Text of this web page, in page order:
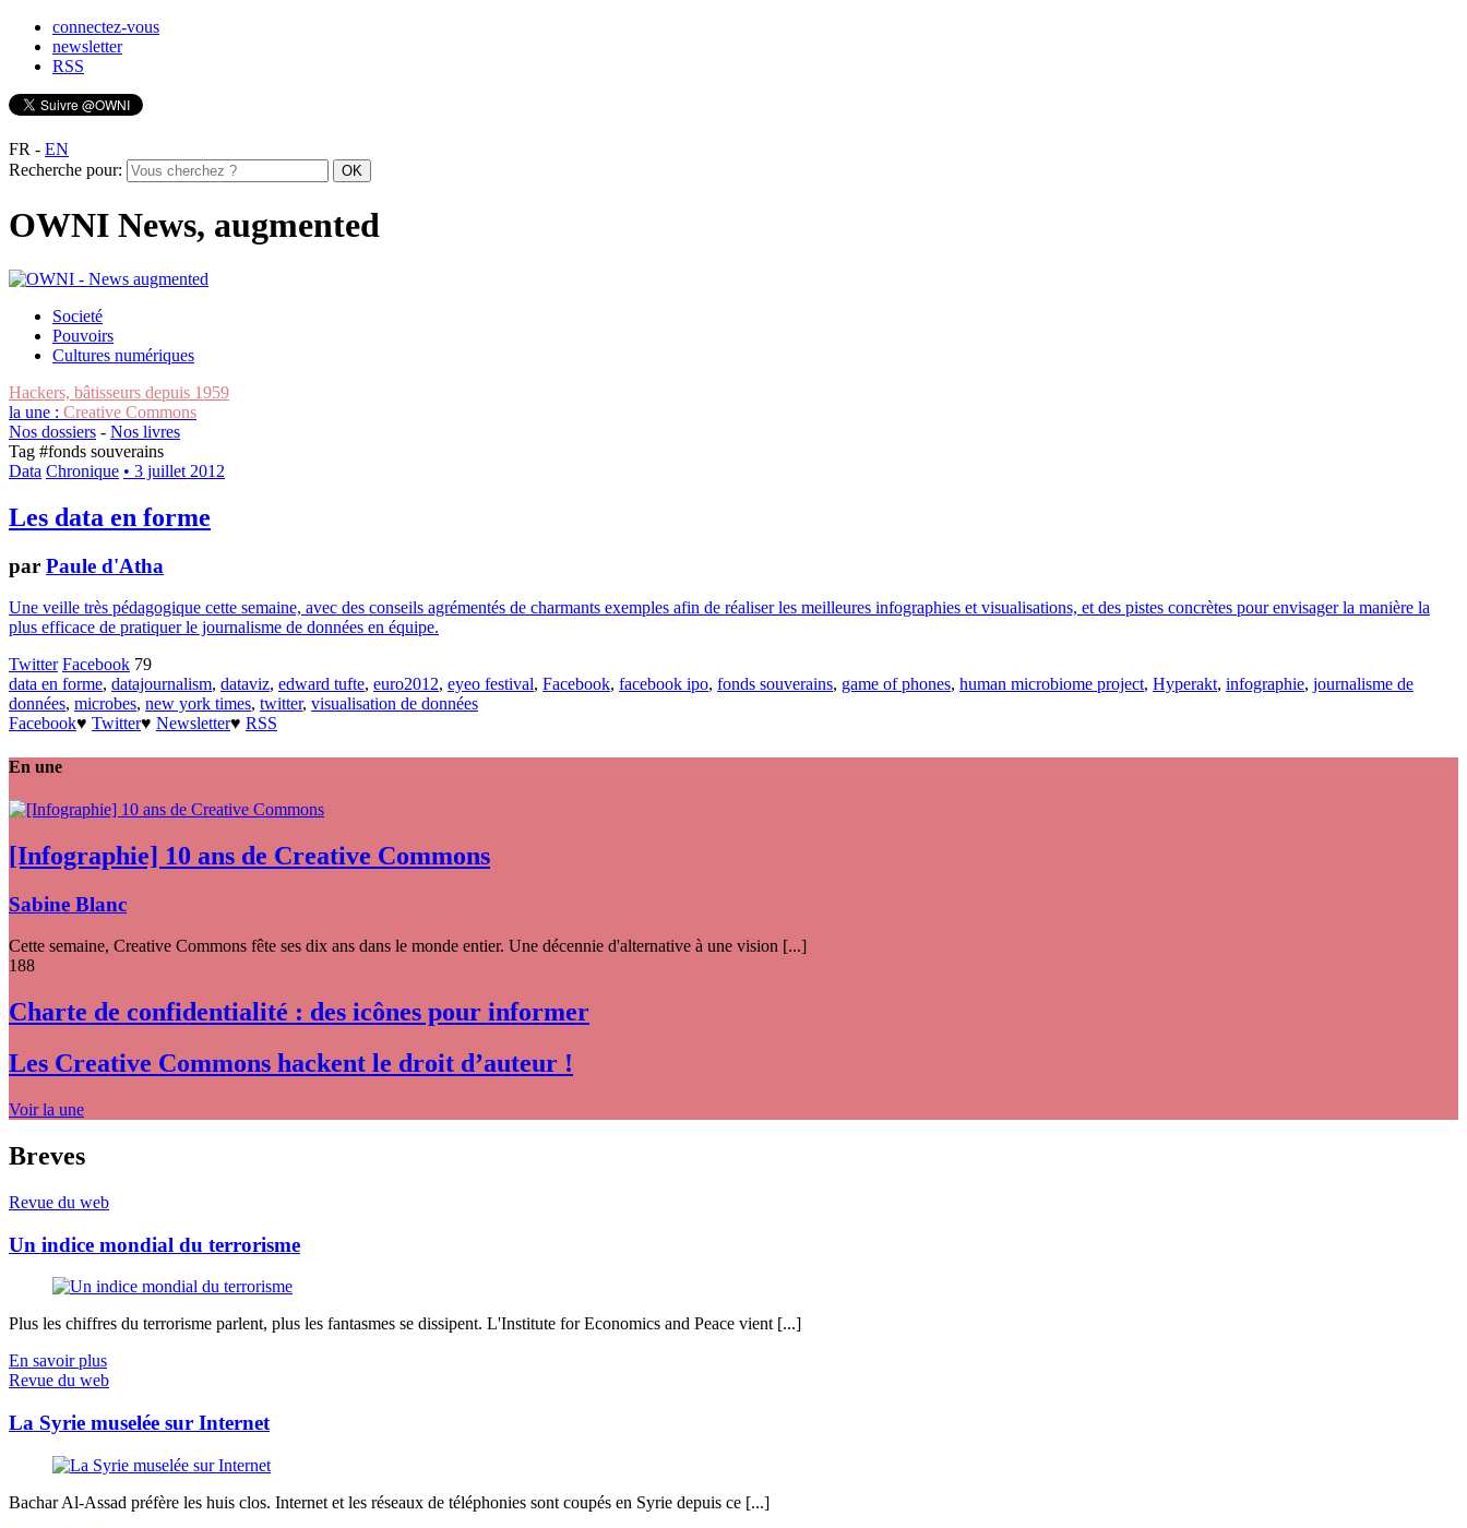
connectez-vous
newsletter
RSS
FR - EN
Recherche pour:
OWNI News, augmented
Societé
Pouvoirs
Cultures numériques
Hackers, bâtisseurs depuis 1959
la une : Creative Commons
Nos dossiers - Nos livres
Tag #fonds souverains
Data Chronique • 3 juillet 2012
Les data en forme
par Paule d'Atha
Une veille très pédagogique cette semaine, avec des conseils agrémentés de charmants exemples afin de réaliser les meilleures infographies et visualisations, et des pistes concrètes pour envisager la manière la
plus efficace de pratiquer le journalisme de données en équipe.
Twitter Facebook 79
data en forme, datajournalism, dataviz, edward tufte, euro2012, eyeo festival, Facebook, facebook ipo, fonds souverains, game of phones, human microbiome project, Hyperakt, infographie, journalisme de
données, microbes, new york times, twitter, visualisation de données
Facebook♥ Twitter♥ Newsletter♥ RSS
En une
[Infographie] 10 ans de Creative Commons
Sabine Blanc
Cette semaine, Creative Commons fête ses dix ans dans le monde entier. Une décennie d'alternative à une vision [...]
188
Charte de confidentialité : des icônes pour informer
Les Creative Commons hackent le droit d’auteur !
Voir la une
Breves
Revue du web
Un indice mondial du terrorisme
Plus les chiffres du terrorisme parlent, plus les fantasmes se dissipent. L'Institute for Economics and Peace vient [...]
En savoir plus
Revue du web
La Syrie muselée sur Internet
Bachar Al-Assad préfère les huis clos. Internet et les réseaux de téléphonies sont coupés en Syrie depuis ce [...]